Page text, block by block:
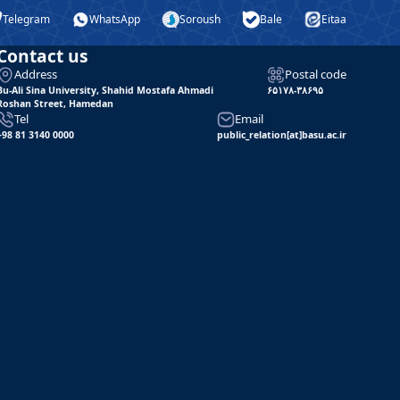
Telegram WhatsApp Soroush Bale Eitaa
us
Address
Ali Sina University, Shahid Mostafa Ahmadi
Street, Hamedan
Postal code
۶۵۱۷۸-۳۸۶۹۵
Tel
81 3140 0000
Email
public_relation[at]basu.ac.ir